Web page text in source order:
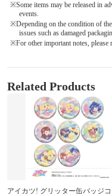
※Some items may be released in
events.
※Depending on the condition of
issues such as damaged
※For other important notes, please
Related Products
アイカツ! グリッター缶バッジコ